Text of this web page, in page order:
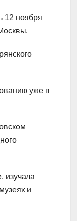
12 ноября
уже в
изучала
и